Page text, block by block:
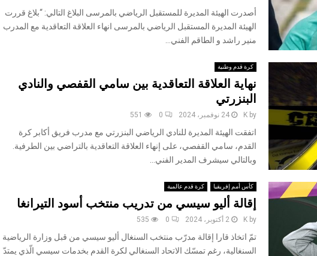
أصدرت الهيئة المديرة للمستقبل الرياضي بالمرسى البلاغ التالي: “بلاغ قررت
الهيئة المديرة المستقبل الرياضي بالمرسى انهاء العلاقة التعاقدية مع المدرب
منير راشد و الطاقم الفني...
كرة قدم وطنية
نهاية العلاقة التعاقدية بين سامي القفصي والنادي
البنزرتي
by
K 24 نوفمبر، 2024 0
551
اتفقت الهيئة المديرة للنادي الرياضي البنزرتي مع مدرب فريق أكابر كرة
القدم، سامي القفصي، على إنهاء العلاقة التعاقدية بالتراضي بين الطرفية.
وبالتالي سيشرف المدير الفني...
كأس أمم إفريقيا كرة قدم عالمية
إقالة أليو سيسي من تدريب منتخب أسود التيرانغا
by
K 2 أكتوبر، 2024 0
535
تمّ اتخاذ قارا إقالة مدرّب منتخب السنغال أليو سيسي من قبل وزارة الرياضية
السنغالية، رغم تمسّك الاتحاد السنغالي لكرة القدم بخدمات سيسي الّذي يمتدّ